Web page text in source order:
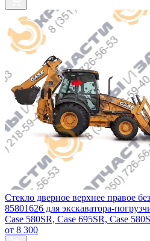
Стекло дверное верхнее правое
85801626 для экскаватора-
Case 580SR, Case 695SR, Case
от 8 300